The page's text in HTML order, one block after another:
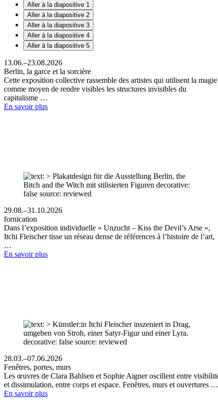
Aller à la diapositive 1
Aller à la diapositive 2
Aller à la diapositive 3
Aller à la diapositive 4
Aller à la diapositive 5
13.06.–23.08.2026
Berlin, la garce et la sorcière
Cette exposition collective rassemble des artistes qui utilisent la magie
comme moyen de rendre visibles les structures invisibles du
capitalisme …
En savoir plus
29.08.–31.10.2026
fornication
Dans l’exposition individuelle « Unzucht – Kiss the Devil’s Arse »,
Itchi Fleischer tisse un réseau dense de références à l’histoire de l’art,
…
En savoir plus
28.03.–07.06.2026
Fenêtres, portes, murs
Les œuvres de Clara Bahlsen et Sophie Aigner oscillent entre
et dissimulation, entre corps et espace. Fenêtres, murs et ouvertures …
En savoir plus